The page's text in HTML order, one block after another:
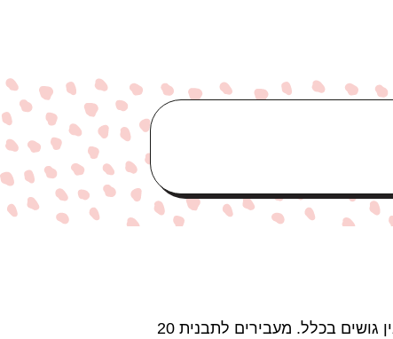
מערבבים קמח, סוכר ואבקת אפיה. מוסיפים שמן, ביצים, תמצית וניל ומיץ תפוזים ומערבבים עד שאין גושים בכלל. מעבירים לתבנית 20